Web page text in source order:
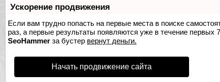
Ускорение продвижения
Если вам трудно попасть на первые места в поиске
раз, а первые результаты появляются уже в течение первых
SeoHammer за бустер вернут деньги.
Начать продвижение сайта